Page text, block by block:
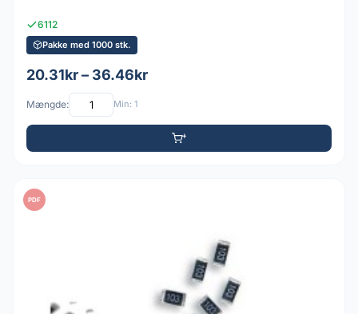
6112
Pakke med 1000 stk.
20.31kr – 36.46kr
Mængde: Min: 1
PDF